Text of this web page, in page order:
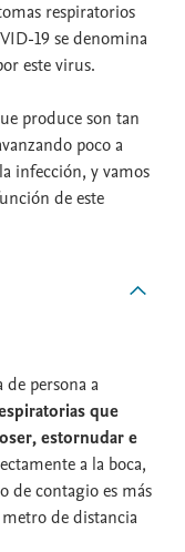
respiratorios
19 se denomina
este virus.
produce son tan
poco a
infección, y vamos
de este
de persona a
que
estornudar e
a la boca,
de contagio es más
de distancia